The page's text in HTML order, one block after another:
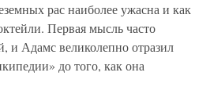
рас наиболее ужасна и как
Первая мысль часто
и Адамс великолепно отразил
до того, как она